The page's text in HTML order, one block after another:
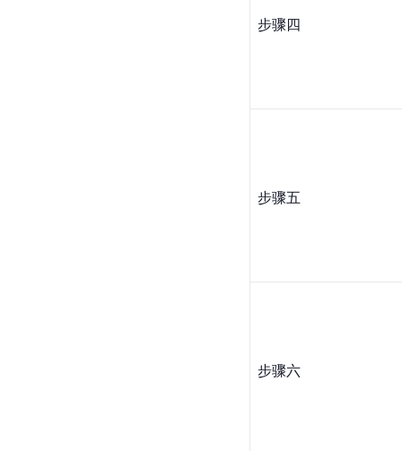
步骤四
步骤五
步骤六